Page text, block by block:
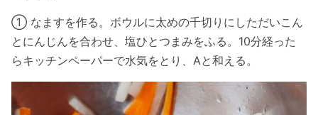
① なますを作る。ボウルに太めの千切りにしただいこん
とにんじんを合わせ、塩ひとつまみをふる。10分経った
らキッチンペーパーで水気をとり、Aと和える。